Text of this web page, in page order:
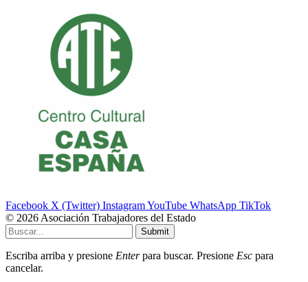
Facebook X (Twitter) InstagramYouTube WhatsApp TikTok
© 2026 Asociación Trabajadores del Estado
Submit
Escriba arriba y presione Enterpara buscar. Presione Esc para
cancelar.